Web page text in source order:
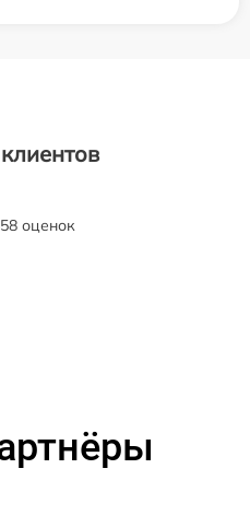
оценок